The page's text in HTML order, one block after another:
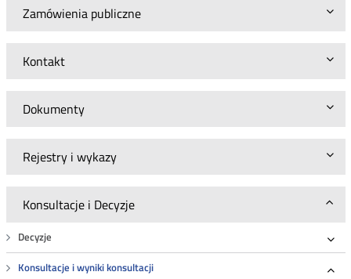
Zamówienia publiczne
Kontakt
Dokumenty
Rejestry i wykazy
Konsultacje i Decyzje
Decyzje
Konsultacje i wyniki konsultacji